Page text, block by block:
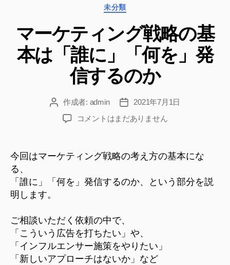
グ
戦
略
で、
経
者
が
る
べ
き
策
を
カ
ゴ
リ
未分類
マーケティング戦略の基
本は「誰に」「何を」発
信するのか
投 作成者: admin
投
稿
日
2021年7月1日
マ
テ
ィ
グ
の
基
本
は
コメントはまだありません
今回はマーケティング戦略の考え方の基本にな
る、
「誰に」「何を」発信するのか、という部分を説
明します。
ご相談いただく依頼の中で、
「こういう広告を打ちたい」や、
「インフルエンサー施策をやりたい」
「新しいアプローチはないか」など